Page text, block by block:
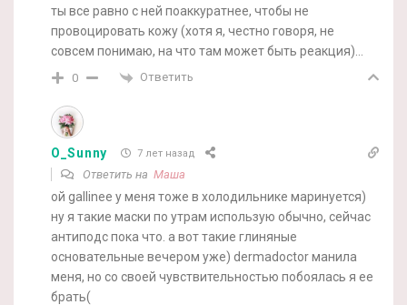
ты все равно с ней поаккуратнее, чтобы не
провоцировать кожу (хотя я, честно говоря, не
совсем понимаю, на что там может быть реакция)…
0 Ответить
O_Sunny 7 лет назад
Ответить на Маша
ой gallinee у меня тоже в холодильнике маринуется)
ну я такие маски по утрам использую обычно, сейчас
антиподс пока что. а вот такие глиняные
основательные вечером уже) dermadoctor манила
меня, но со своей чувствительностью побоялась я ее
брать(